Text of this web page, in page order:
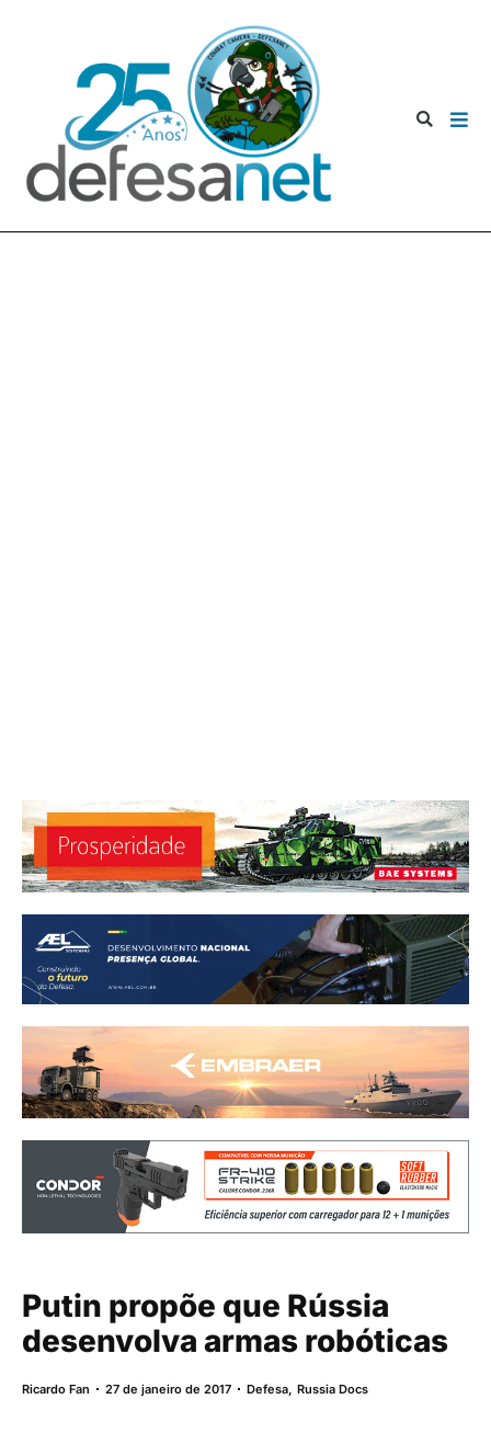
Putin propõe que Rússia
desenvolva armas robóticas
Ricardo Fan 27 de janeiro de 2017 Defesa,Russia Docs